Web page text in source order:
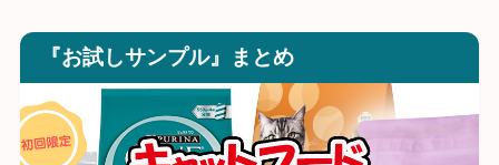
『お試しサンプル』まとめ